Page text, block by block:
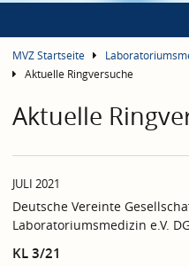
MVZ Startseite
Aktuelle Ringversuche
Aktuelle
JULI 2021
Deutsche Vereinte
Laboratoriumsmedizin e.V.
KL 3/21